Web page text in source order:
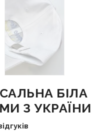
БІЛА
З УКРАЇНИ